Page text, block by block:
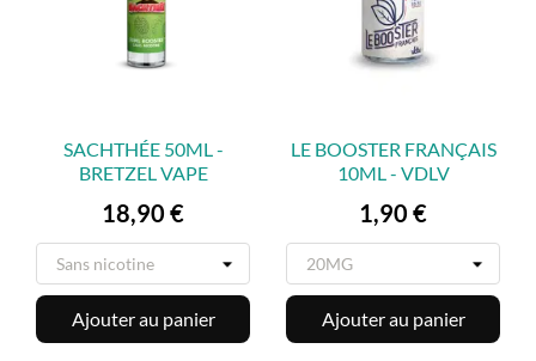
SACHTHÉE 50ML -
BRETZEL VAPE
Prix
18,90 €
Ajouter au panier
LE BOOSTER FRANÇAIS
10ML - VDLV
Prix
1,90 €
Ajouter au panier